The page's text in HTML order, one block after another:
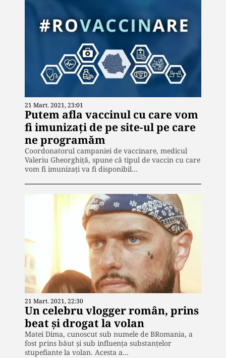
21 Mart. 2021, 23:01
Putem afla vaccinul cu care vom
fi imunizați de pe site-ul pe care
ne programăm
Coordonatorul campaniei de vaccinare, medicul
Valeriu Gheorghiţă, spune că tipul de vaccin cu care
vom fi imunizați va fi disponibil…
21 Mart. 2021, 22:30
Un celebru vlogger român, prins
beat și drogat la volan
Matei Dima, cunoscut sub numele de BRomania, a
fost prins băut și sub influența substanțelor
stupefiante la volan. Acesta a…